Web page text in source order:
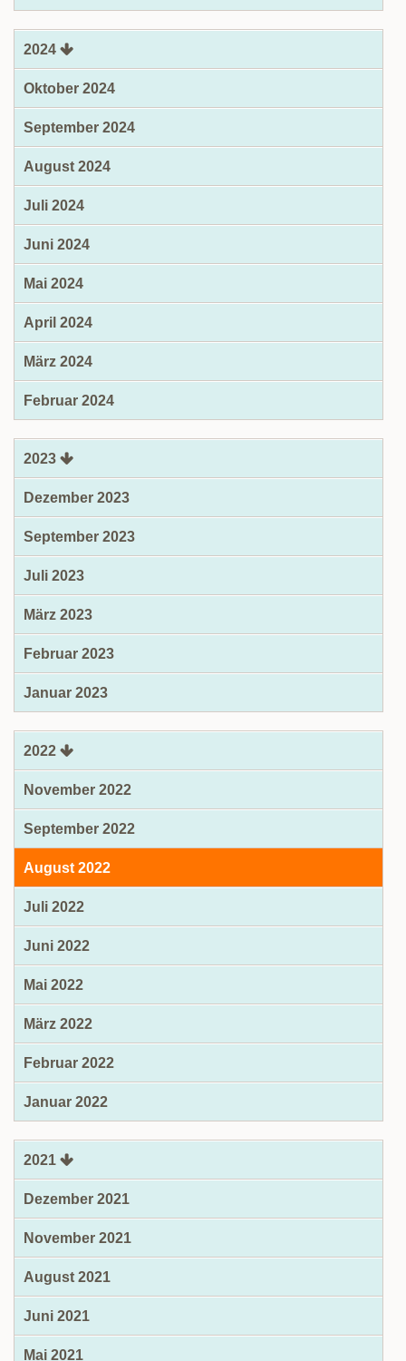
2024
Oktober 2024
September 2024
August 2024
Juli 2024
Juni 2024
Mai 2024
April 2024
März 2024
Februar 2024
2023
Dezember 2023
September 2023
Juli 2023
März 2023
Februar 2023
Januar 2023
2022
November 2022
September 2022
August 2022
Juli 2022
Juni 2022
Mai 2022
März 2022
Februar 2022
Januar 2022
2021
Dezember 2021
November 2021
August 2021
Juni 2021
Mai 2021